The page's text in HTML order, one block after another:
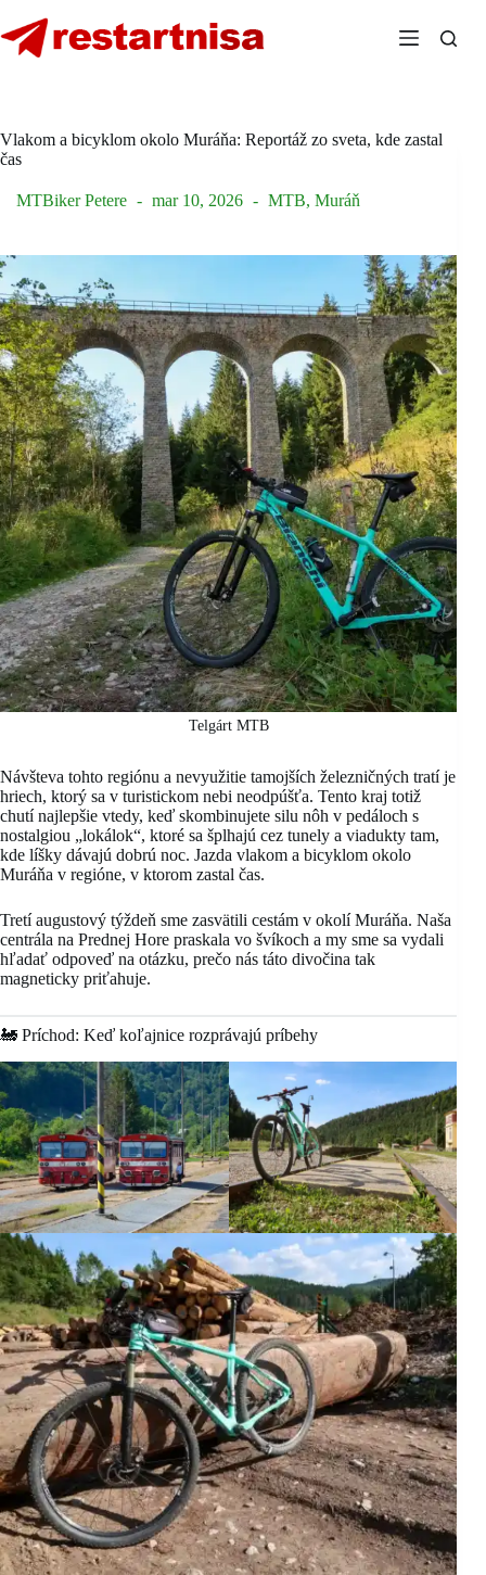
to
content
Vlakom a bicyklom okolo Muráňa: Reportáž zo sveta, kde zastal
čas
MTBiker Petere mar 10, 2026 MTB, Muráň
Telgárt MTB
Návšteva tohto regiónu a nevyužitie tamojších železničných tratí je
hriech, ktorý sa v turistickom nebi neodpúšťa. Tento kraj totiž
chutí najlepšie vtedy, keď skombinujete silu nôh v pedáloch s
nostalgiou „lokálok“, ktoré sa šplhajú cez tunely a viadukty tam,
kde líšky dávajú dobrú noc. Jazda vlakom a bicyklom okolo
Muráňa v regióne, v ktorom zastal čas.
Tretí augustový týždeň sme zasvätili cestám v okolí Muráňa. Naša
centrála na Prednej Hore praskala vo švíkoch a my sme sa vydali
hľadať odpoveď na otázku, prečo nás táto divočina tak
magneticky priťahuje.
🚂 Príchod: Keď koľajnice rozprávajú príbehy